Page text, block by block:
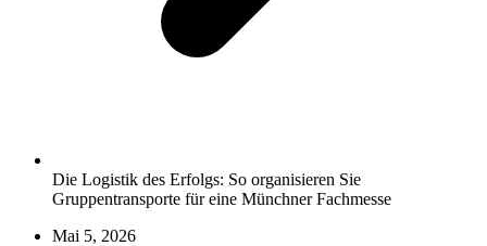
Die Logistik des Erfolgs: So organisieren Sie
Gruppentransporte für eine Münchner Fachmesse
Mai 5, 2026